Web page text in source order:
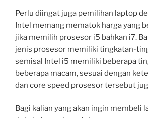
Perlu diingat juga pemilihan laptop
Intel memang mematok harga yang
jika memilih prosesor i5 bahkan i7.
jenis prosesor memiliki tingkatan-
semisal Intel i5 memiliki beberapa
beberapa macam, sesuai dengan
dan core speed prosesor tersebut
Bagi kalian yang akan ingin membeli